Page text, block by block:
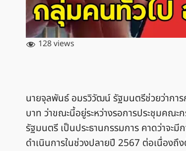
128 views
นายจุลพันธ์ อมรวิวัฒน์ รัฐมนตรีช่วยว่าการ
บาท ว่าขณะนี้อยู่ระหว่างรอการประชุมคณ
รัฐมนตรี เป็นประธานกรรมการ คาดว่าจะมี
ดำเนินการในช่วงปลายปี 2567 ต่อเนื่องถึ